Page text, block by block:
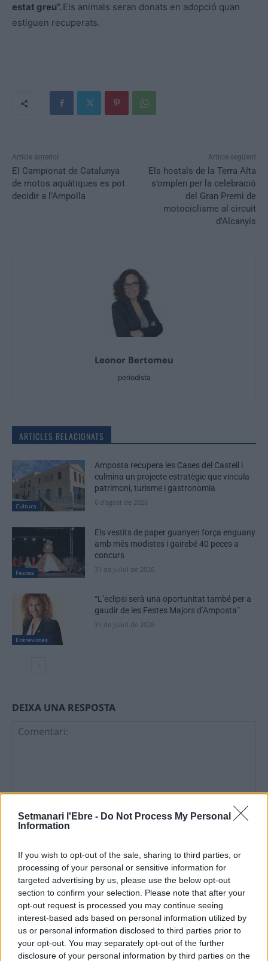
Setmanari l'Ebre - Do Not Process My Personal
Information
If you wish to opt-out of the sale, sharing to third parties, or
processing of your personal or sensitive information for
targeted advertising by us, please use the below opt-out
section to confirm your selection. Please note that after your
opt-out request is processed you may continue seeing
interest-based ads based on personal information utilized by
us or personal information disclosed to third parties prior to
your opt-out. You may separately opt-out of the further
disclosure of your personal information by third parties on the
estat greu”. Els animals seran donats en adopció quan
estiguen recuperats.
Article anterior
El Campionat de Catalunya
de motos aquàtiques es pot
decidir a l’Ampolla
Article següent
Els hostals de la Terra Alta
s’omplen per la celebració
del Gran Premi de
motociclisme al circuit
d’Alcanyís
Leonor Bertomeu
periodista
ARTICLES RELACIONATS
Cultura
Amposta recupera les Cases del Castell i
culmina un projecte estratègic que vincula
patrimoni, turisme i gastronomia
6 d'agost de 2026
Festes
Els vestits de paper guanyen força enguany
amb més modistes i gairebé 40 peces a
concurs
31 de juliol de 2026
Entrevistes
“L’eclipsi serà una oportunitat també per a
gaudir de les Festes Majors d’Amposta”
31 de juliol de 2026
DEIXA UNA RESPOSTA
Comentari:
Deseu el meu nom, el correu electrònic i el lloc web en
aquest navegador per a la propera vegada que comenti.